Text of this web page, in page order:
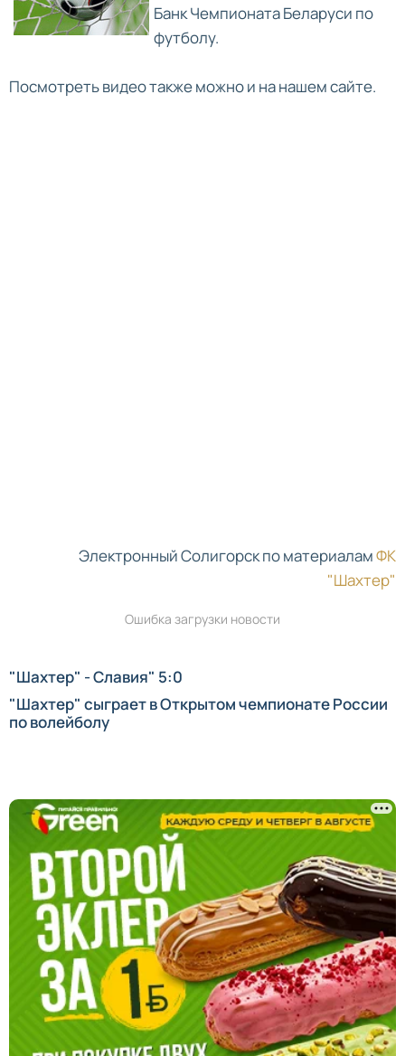
Банк Чемпионата Беларуси по
футболу.
Посмотреть видео также можно и на нашем сайте.
Электронный Солигорск по материаламФК
"Шахтер"
Ошибка загрузки новости
"Шахтер" - Славия" 5:0
"Шахтер" сыграет в Открытом чемпионате России
по волейболу